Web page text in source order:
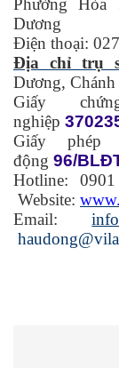
Phường
Dương
Điện thoại:
Địa chỉ trụ
Dương,
Giấy
nghiệp
Giấy
động 96/
Website:
Email: